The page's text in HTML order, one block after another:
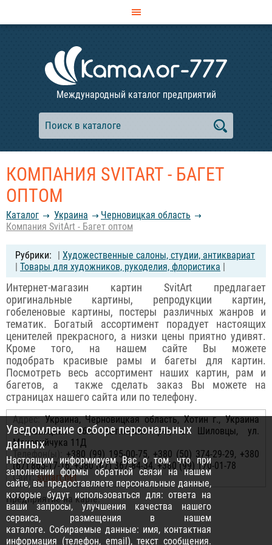
Международный каталог предприятий
КОМПАНИЯ SVITART - БАГЕТ
ОПТОМ
Каталог Украина
Черновицкая область
Компания SvitArt - Багет оптом
| Художественные салоны, студии, антиквариат
| Товары для художников, рукоделия, флористика |
Интернет-магазин картин SvitArt предлагает
оригинальные картины, репродукции картин,
гобеленовые картины, постеры различных жанров и
тематик. Богатый ассортимент порадует настоящих
ценителей прекрасного, а низки цены приятно удивят.
Кроме того, на нашем сайте Вы можете
подобрать красивые рамы и багеты для картин.
Посмотреть весь ассортимент наших картин, рам и
багетов, а также сделать заказ Вы можете на
страницах нашего сайта или по телефону.
Адрес:Украина, Черновицкая область, Хотин г., Украина
Черновицкая обл. Хотинский р-н, с. Шиловцы, ул.
Маковийчука 11Д
+380 (99) 195-00-75, +380 (50) 374-29-29, +380
(67) 865-17-16, +380 (67) 367-84-34, +380 (99) 170-01-78
Сайт: svitart.net
Предприятие на карте:
Уведомление о сборе персональных
данных
Настоящим информируем Вас о том, что при
заполнении формы обратной связи на нашем
сайте, вы предоставляете персональные данные,
которые будут использоваться для: ответа на
ваши запросы, улучшения качества нашего
сервиса, размещения в нашем
каталоге. Собираемые данные: имя, контактная
информация (телефон, email), текст сообщения.